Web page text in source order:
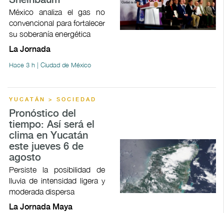
México analiza el gas no
convencional para fortalecer
su soberanía energética
La Jornada
Hace 3 h | Ciudad de México
YUCATÁN > SOCIEDAD
Pronóstico del
tiempo: Así será el
clima en Yucatán
este jueves 6 de
agosto
Persiste la posibilidad de
lluvia de intensidad ligera y
moderada dispersa
La Jornada Maya